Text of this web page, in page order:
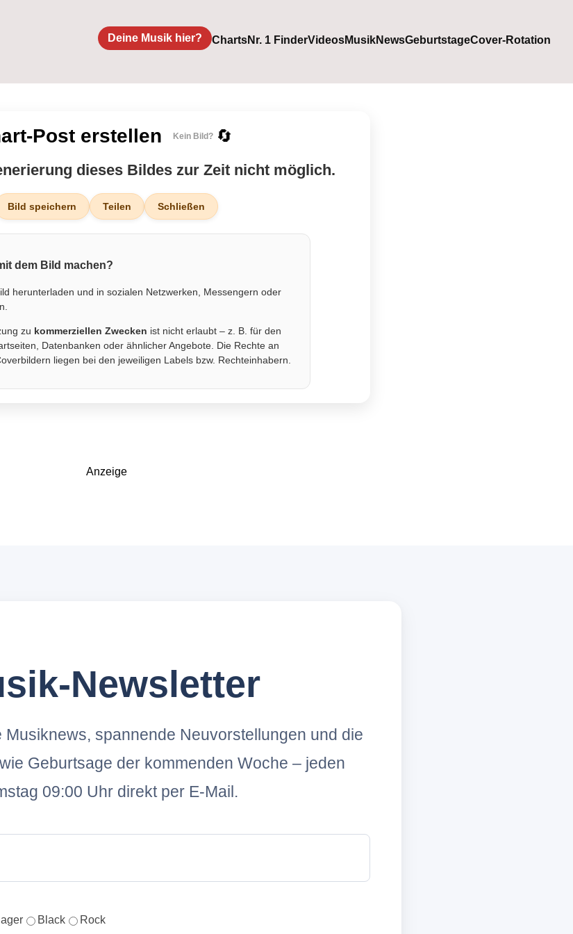
Deine Musik hier? ChartsNr. 1 FinderVideosMusikNewsGeburtstageCover-Rotation
Post erstellen Kein Bild? 🔄
dieses Bildes zur Zeit nicht möglich.
Bild speichern Teilen Schließen
dem Bild machen?
herunterladen und in sozialen Netzwerken, Messengern oder
zu kommerziellen Zwecken ist nicht erlaubt – z. B. für den
Datenbanken oder ähnlicher Angebote. Die Rechte an
liegen bei den jeweiligen Labels bzw. Rechteinhabern.
Anzeige
Newsletter
Musiknews, spannende Neuvorstellungen und die
Geburtsage der kommenden Woche – jeden
09:00 Uhr direkt per E-Mail.
Black Rock